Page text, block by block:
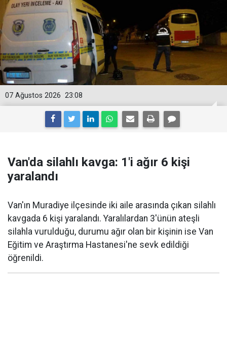
23:08
07 Ağustos 2026
Van'da silahlı kavga: 1'i ağır 6 kişi
yaralandı
Van'ın Muradiye ilçesinde iki aile arasında çıkan silahlı
kavgada 6 kişi yaralandı. Yaralılardan 3'ünün ateşli
silahla vurulduğu, durumu ağır olan bir kişinin ise Van
Eğitim ve Araştırma Hastanesi'ne sevk edildiği
öğrenildi.